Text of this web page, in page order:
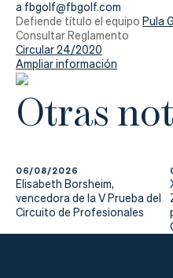
a fbgolf@fbgolf.com
Defiende título el equipo Pula
Consultar Reglamento
Circular 24/2020
Ampliar información
Otras
06/08/2026
Elisabeth Borsheim,
vencedora de la V Prueba del
Circuito de Profesionales